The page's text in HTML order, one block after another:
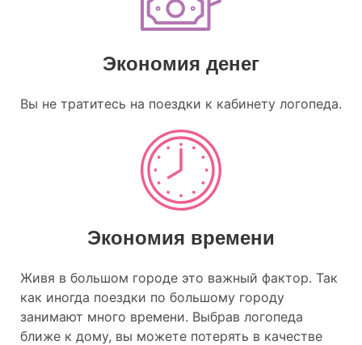
Экономия денег
Вы не тратитесь на поездки к кабинету логопеда.
Экономия времени
Живя в большом городе это важный фактор. Так
как иногда поездки по большому городу
занимают много времени. Выбрав логопеда
ближе к дому, вы можете потерять в качестве